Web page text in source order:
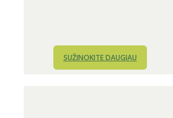
SUŽINOKITE DAUGIAU